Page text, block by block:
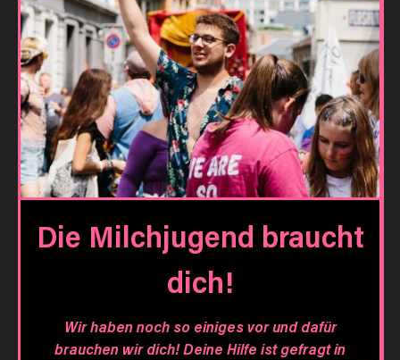
Die Milchjugend braucht
dich!
Wir haben noch so einiges vor und dafür
brauchen wir dich! Deine Hilfe ist gefragt in